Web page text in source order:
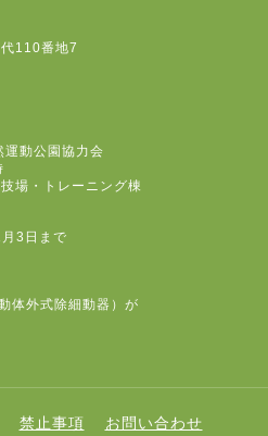
110番地7
運動公園協力会
場・トレーニング棟
3日まで
体外式除細動器）が
禁止事項
お問い合わせ